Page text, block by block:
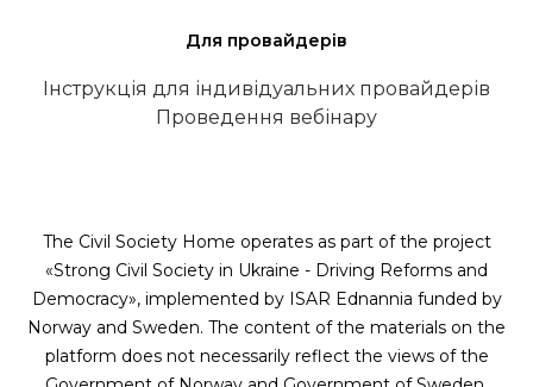
Для провайдерів
Інструкція для індивідуальних провайдерів
Проведення вебінару
The Civil Society Home operates as part of the project
«Strong Civil Society in Ukraine - Driving Reforms and
Democracy», implemented by ISAR Ednannia funded by
Norway and Sweden. The content of the materials on the
platform does not necessarily reflect the views of the